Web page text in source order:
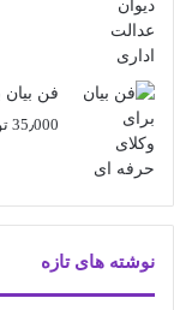
فن
35٫000
نوشته های تازه